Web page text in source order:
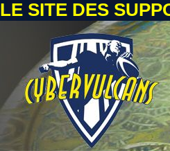
LE SITE DES